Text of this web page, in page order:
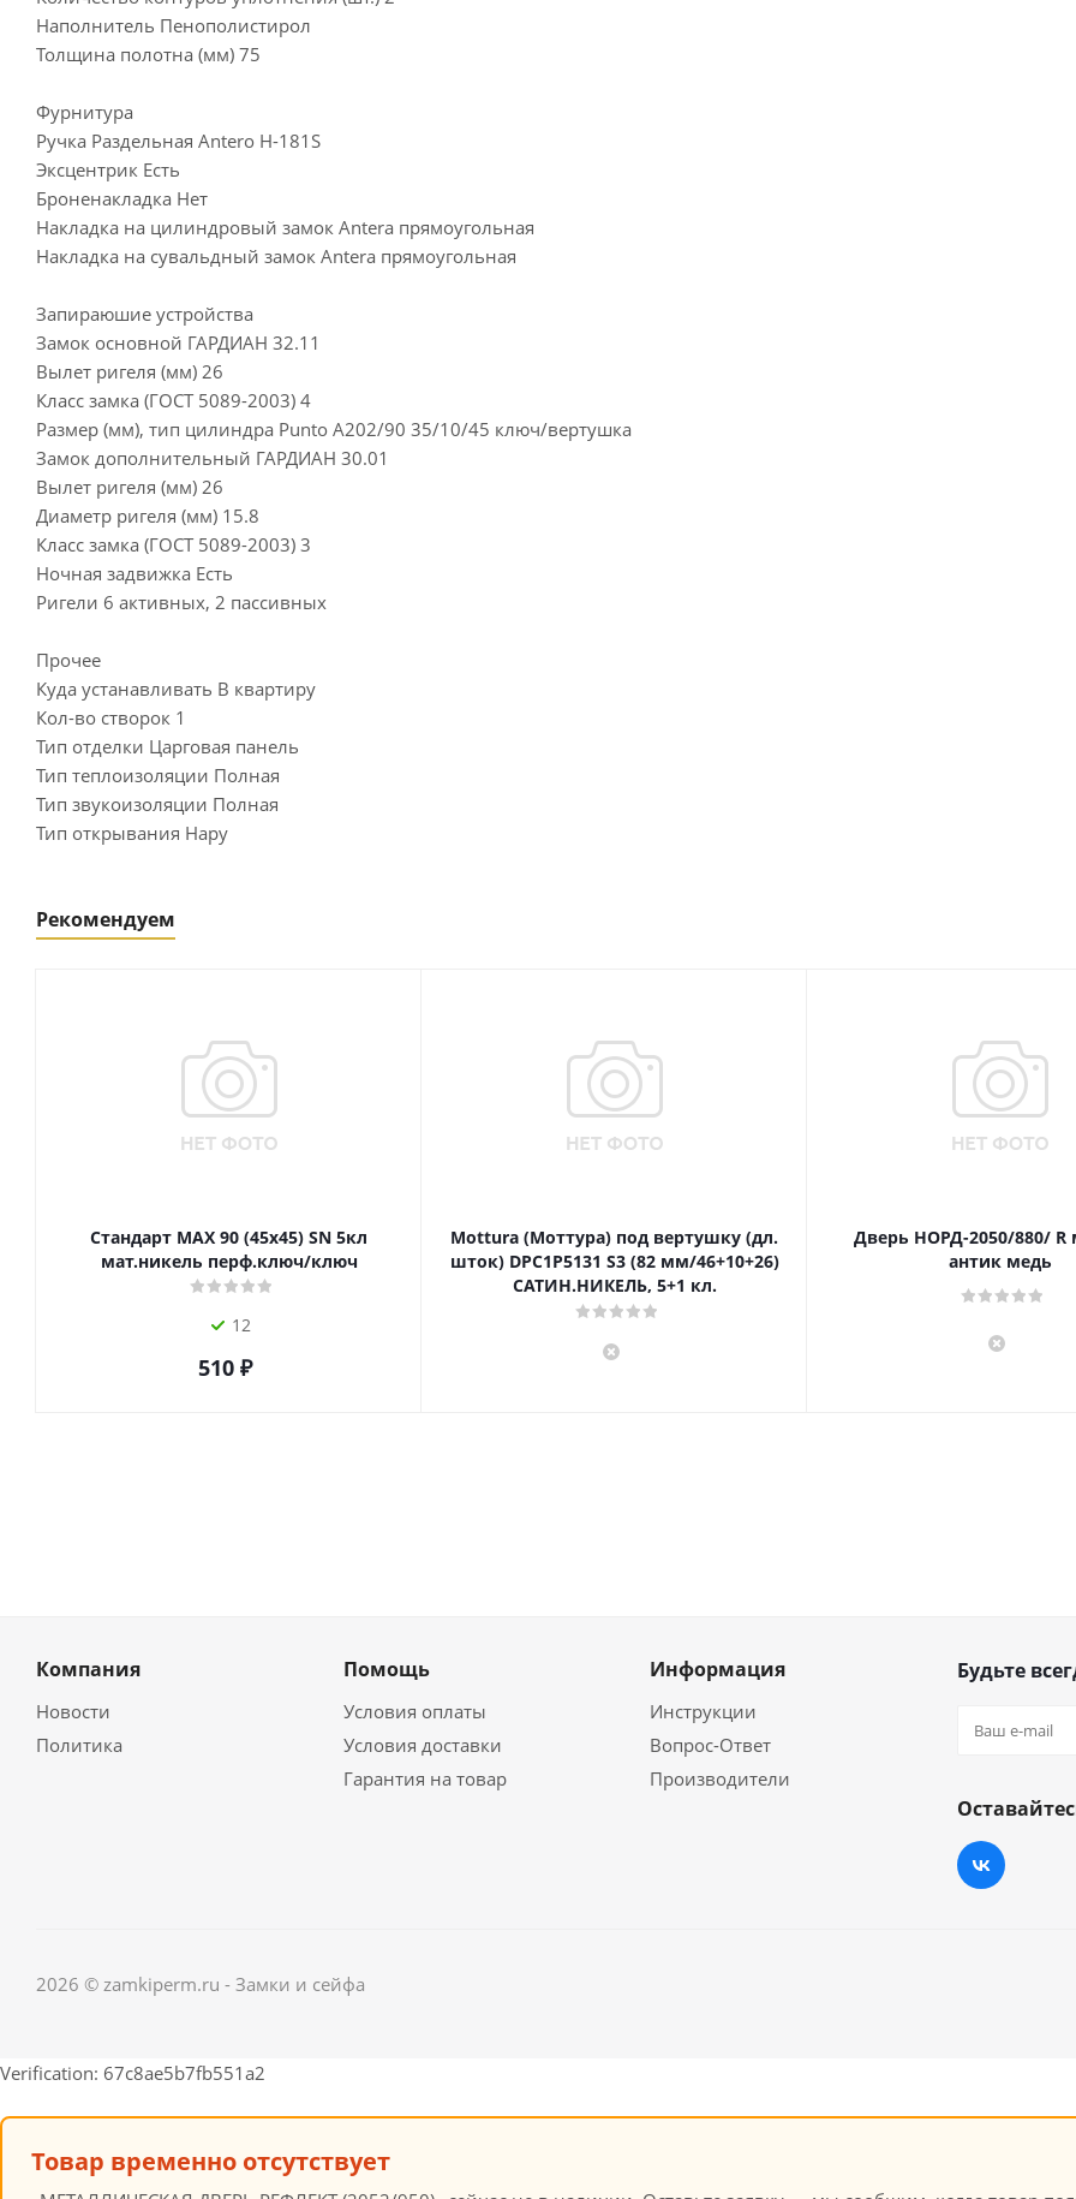
Наполнитель Пенополистирол
Толщина полотна (мм) 75
Фурнитура
Ручка Раздельная Antero Н-181S
Эксцентрик Есть
Броненакладка Нет
Накладка на цилиндровый замок Antera прямоугольная
Накладка на сувальдный замок Antera прямоугольная
Запираюшие устройства
Замок основной ГАРДИАН 32.11
Вылет ригеля (мм) 26
Класс замка (ГОСТ 5089-2003) 4
Размер (мм), тип цилиндра Punto A202/90 35/10/45 ключ/вертушка
Замок дополнительный ГАРДИАН 30.01
Вылет ригеля (мм) 26
Диаметр ригеля (мм) 15.8
Класс замка (ГОСТ 5089-2003) 3
Ночная задвижка Есть
Ригели 6 активных, 2 пассивных
Прочее
Куда устанавливать В квартиру
Кол-во створок 1
Тип отделки Царговая панель
Тип теплоизоляции Полная
Тип звукоизоляции Полная
Тип открывания Нару
Рекомендуем
Стандарт MAX 90 (45х45) SN 5кл
мат.никель перф.ключ/ключ
12
510₽
Mottura (Моттура) под вертушку (дл.
шток) DPC1P5131 S3 (82 мм/46+10+26)
САТИН.НИКЕЛЬ, 5+1 кл.
Дверь НОРД-2050/880/ R
антик медь
Компания
Новости
Политика
Помощь
Условия оплаты
Условия доставки
Гарантия на товар
Информация
Инструкции
Вопрос-Ответ
Производители
Будьте
2026 © zamkiperm.ru - Замки и сейфа
Verification: 67c8ae5b7fb551a2
Товар временно отсутствует